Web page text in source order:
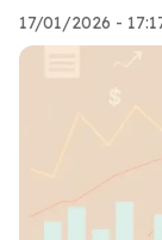
17/01/2026 -